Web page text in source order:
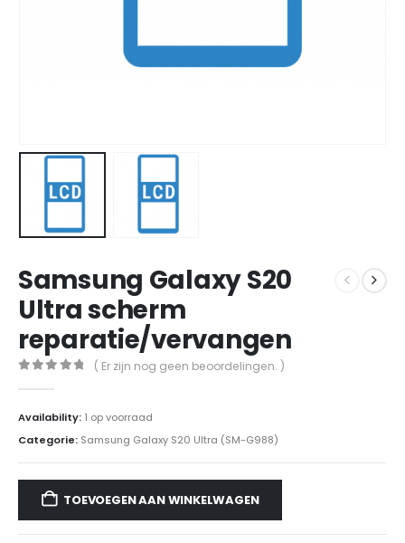
Samsung Galaxy S20
Ultra scherm
reparatie/vervangen
( Er zijn nog geen beoordelingen. )
Availability: 1 op voorraad
Categorie: Samsung Galaxy S20 Ultra (SM-G988)
TOEVOEGEN AAN WINKELWAGEN